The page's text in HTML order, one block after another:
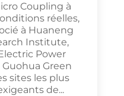
Coupling à
réelles,
à Huaneng
Institute,
Power
Green
sites les plus
de...